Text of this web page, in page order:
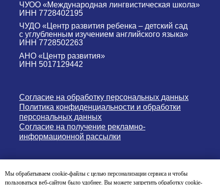
ЧУДО «Центр развития ребенка – детский сад
с углубленным изучением английского языка»
ИНН 7728502263
АНО «Центр развития»
ИНН 5017129442
ЧУОО «Международная лингвистическая школа»
ИНН 7728402195
Согласие на обработку персональных данных
Политика конфиденциальности и обработки
персональных данных
Согласие на получение рекламно-
информационной рассылки
Мы обрабатываем cookie-файлы с целью персонализации сервиса и чтобы
пользоваться веб-сайтом было удобнее. Вы можете запретить обработку cookie-